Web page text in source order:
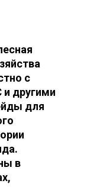
с
другими
для
в